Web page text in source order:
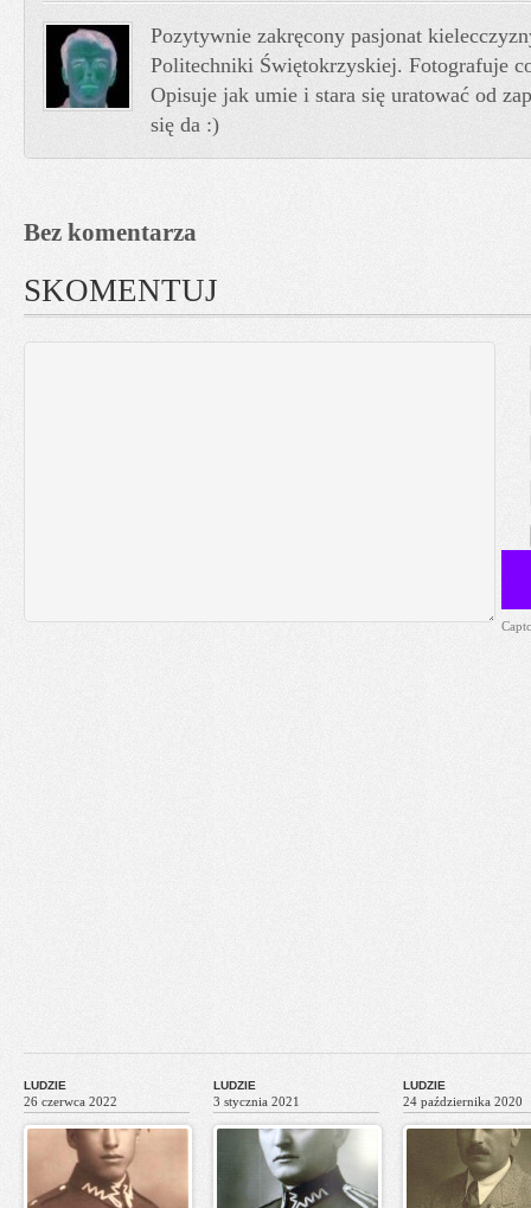
Pozytywnie zakręcony pasjonat
Politechniki Świętokrzyskiej. Fotografuje
Opisuje jak umie i stara się uratować od
się da :)
Bez komentarza
SKOMENTUJ
LUDZIE
26 czerwca 2022
LUDZIE
3 stycznia 2021
LUDZIE
24 października 2020